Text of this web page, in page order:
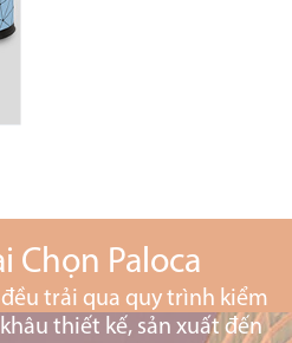
Chọn Paloca
trải qua quy trình kiểm
thiết kế, sản xuất đến